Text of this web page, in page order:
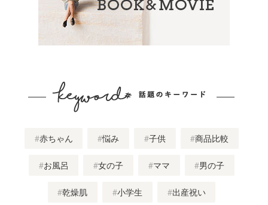
赤ちゃん 悩み 子供 商品比較
お風呂 女の子 ママ 男の子
乾燥肌 小学生 出産祝い